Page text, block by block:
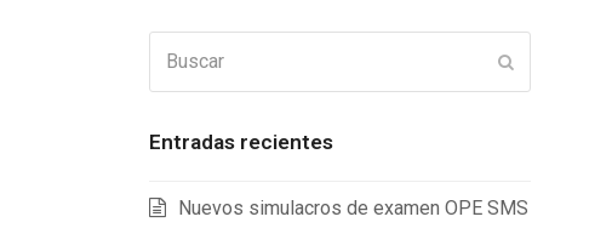
Entradas recientes
Nuevos simulacros de examen OPE SMS